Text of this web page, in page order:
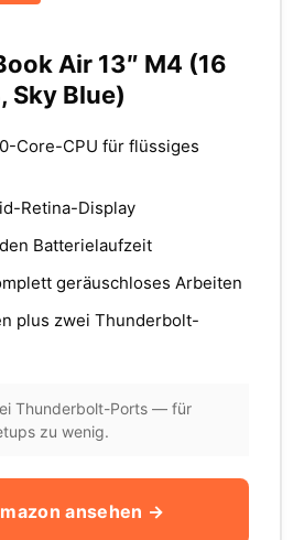
Air 13″ M4 (16
Sky Blue)
Core-CPU für flüssiges
Retina-Display
Batterielaufzeit
geräuschloses Arbeiten
plus zwei Thunderbolt-
Thunderbolt-Ports — für
zu wenig.
ansehen →